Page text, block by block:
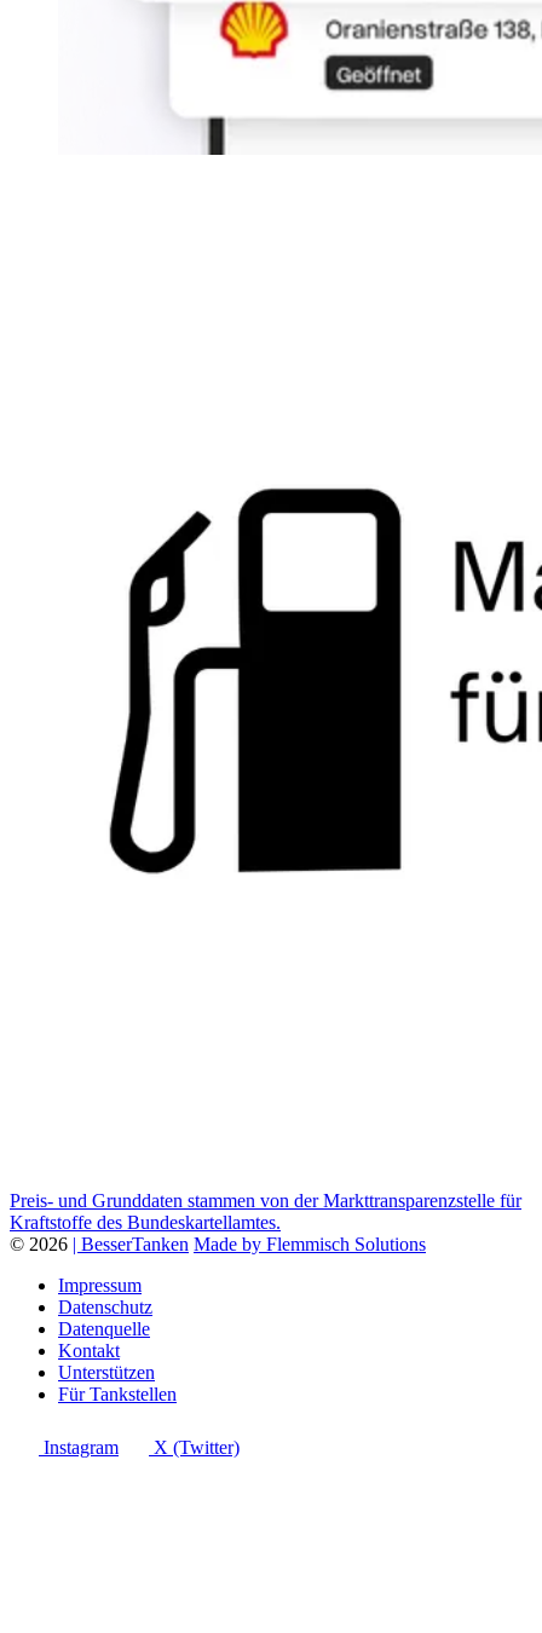
Preis- und Grunddaten stammen von der Markttransparenzstelle für
Kraftstoffe des Bundeskartellamtes.
© 2026 | BesserTanken Made by Flemmisch Solutions
Impressum
Datenschutz
Datenquelle
Kontakt
Unterstützen
Für Tankstellen
Instagram X (Twitter)